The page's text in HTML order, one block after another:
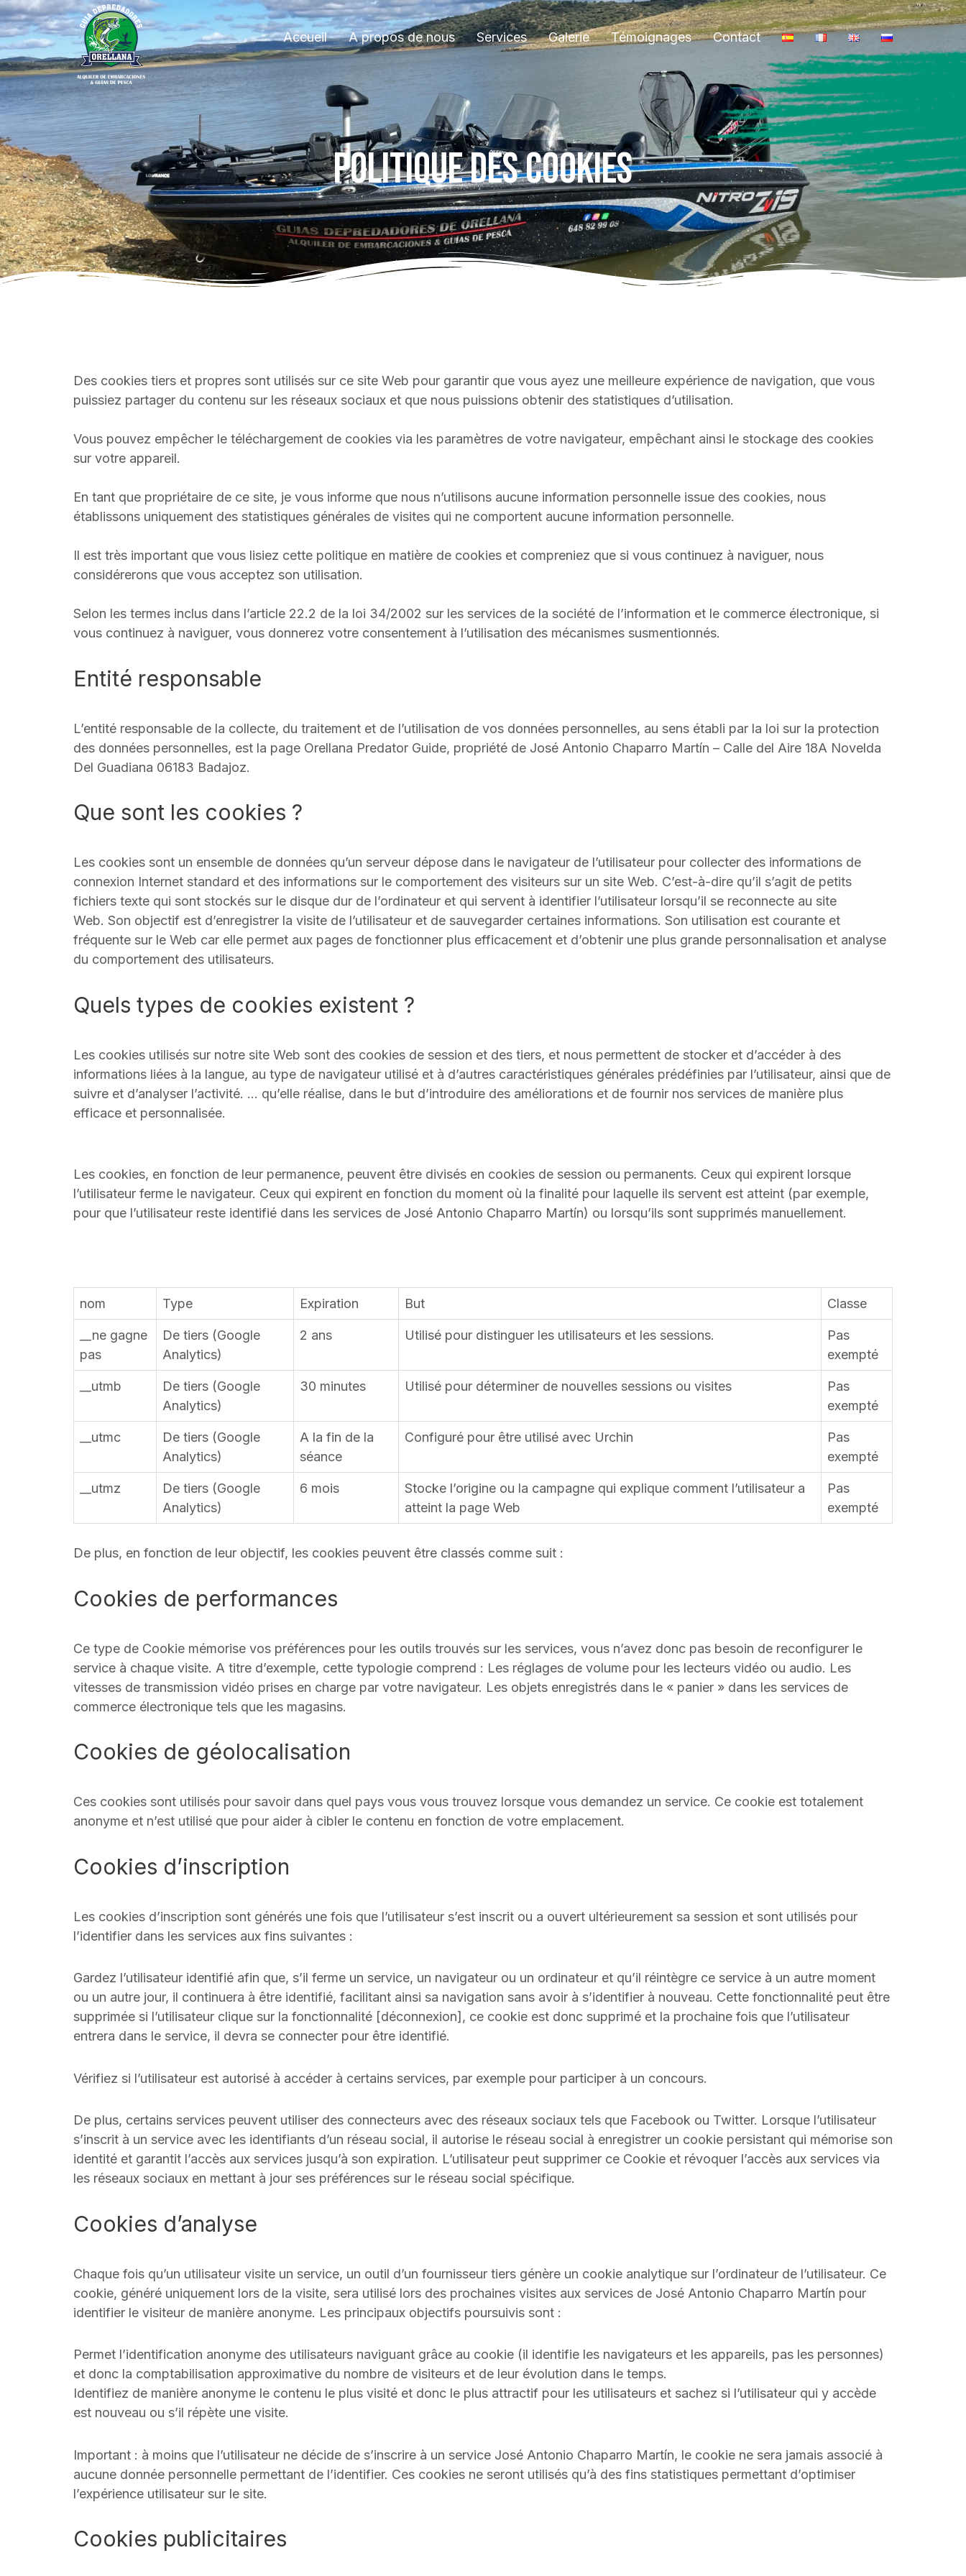
Accueil A propos de nous Services Galerie Témoignages Contact
POLITIQUE DES COOKIES
Des cookies tiers et propres sont utilisés sur ce site Web pour garantir que vous ayez une meilleure expérience de navigation, que vous
puissiez partager du contenu sur les réseaux sociaux et que nous puissions obtenir des statistiques d’utilisation.
Vous pouvez empêcher le téléchargement de cookies via les paramètres de votre navigateur, empêchant ainsi le stockage des cookies
sur votre appareil.
En tant que propriétaire de ce site, je vous informe que nous n’utilisons aucune information personnelle issue des cookies, nous
établissons uniquement des statistiques générales de visites qui ne comportent aucune information personnelle.
Il est très important que vous lisiez cette politique en matière de cookies et compreniez que si vous continuez à naviguer, nous
considérerons que vous acceptez son utilisation.
Selon les termes inclus dans l’article 22.2 de la loi 34/2002 sur les services de la société de l’information et le commerce électronique, si
vous continuez à naviguer, vous donnerez votre consentement à l’utilisation des mécanismes susmentionnés.
Entité responsable
L’entité responsable de la collecte, du traitement et de l’utilisation de vos données personnelles, au sens établi par la loi sur la protection
des données personnelles, est la page Orellana Predator Guide, propriété de José Antonio Chaparro Martín – Calle del Aire 18A Novelda
Del Guadiana 06183 Badajoz.
Que sont les cookies ?
Les cookies sont un ensemble de données qu’un serveur dépose dans le navigateur de l’utilisateur pour collecter des informations de
connexion Internet standard et des informations sur le comportement des visiteurs sur un site Web. C’est-à-dire qu’il s’agit de petits
fichiers texte qui sont stockés sur le disque dur de l’ordinateur et qui servent à identifier l’utilisateur lorsqu’il se reconnecte au site
Web. Son objectif est d’enregistrer la visite de l’utilisateur et de sauvegarder certaines informations. Son utilisation est courante et
fréquente sur le Web car elle permet aux pages de fonctionner plus efficacement et d’obtenir une plus grande personnalisation et analyse
du comportement des utilisateurs.
Quels types de cookies existent ?
Les cookies utilisés sur notre site Web sont des cookies de session et des tiers, et nous permettent de stocker et d’accéder à des
informations liées à la langue, au type de navigateur utilisé et à d’autres caractéristiques générales prédéfinies par l’utilisateur, ainsi que de
suivre et d’analyser l’activité. … qu’elle réalise, dans le but d’introduire des améliorations et de fournir nos services de manière plus
efficace et personnalisée.
Les cookies, en fonction de leur permanence, peuvent être divisés en cookies de session ou permanents. Ceux qui expirent lorsque
l’utilisateur ferme le navigateur. Ceux qui expirent en fonction du moment où la finalité pour laquelle ils servent est atteint (par exemple,
pour que l’utilisateur reste identifié dans les services de José Antonio Chaparro Martín) ou lorsqu’ils sont supprimés manuellement.
nom Type Expiration But Classe
__ne gagne
pas
De tiers (Google
Analytics)
2 ans Utilisé pour distinguer les utilisateurs et les sessions.
Pas
exempté
__utmb
De tiers (Google
Analytics)
30 minutes Utilisé pour déterminer de nouvelles sessions ou visites
Pas
exempté
__utmc
De tiers (Google
Analytics)
A la fin de la
séance
Configuré pour être utilisé avec Urchin
Pas
exempté
__utmz
De tiers (Google
Analytics)
6 mois
Stocke l’origine ou la campagne qui explique comment l’utilisateur a
atteint la page Web
Pas
exempté
De plus, en fonction de leur objectif, les cookies peuvent être classés comme suit :
Cookies de performances
Ce type de Cookie mémorise vos préférences pour les outils trouvés sur les services, vous n’avez donc pas besoin de reconfigurer le
service à chaque visite. A titre d’exemple, cette typologie comprend : Les réglages de volume pour les lecteurs vidéo ou audio. Les
vitesses de transmission vidéo prises en charge par votre navigateur. Les objets enregistrés dans le « panier » dans les services de
commerce électronique tels que les magasins.
Cookies de géolocalisation
Ces cookies sont utilisés pour savoir dans quel pays vous vous trouvez lorsque vous demandez un service. Ce cookie est totalement
anonyme et n’est utilisé que pour aider à cibler le contenu en fonction de votre emplacement.
Cookies d’inscription
Les cookies d’inscription sont générés une fois que l’utilisateur s’est inscrit ou a ouvert ultérieurement sa session et sont utilisés pour
l’identifier dans les services aux fins suivantes :
Gardez l’utilisateur identifié afin que, s’il ferme un service, un navigateur ou un ordinateur et qu’il réintègre ce service à un autre moment
ou un autre jour, il continuera à être identifié, facilitant ainsi sa navigation sans avoir à s’identifier à nouveau. Cette fonctionnalité peut être
supprimée si l’utilisateur clique sur la fonctionnalité [déconnexion], ce cookie est donc supprimé et la prochaine fois que l’utilisateur
entrera dans le service, il devra se connecter pour être identifié.
Vérifiez si l’utilisateur est autorisé à accéder à certains services, par exemple pour participer à un concours.
De plus, certains services peuvent utiliser des connecteurs avec des réseaux sociaux tels que Facebook ou Twitter. Lorsque l’utilisateur
s’inscrit à un service avec les identifiants d’un réseau social, il autorise le réseau social à enregistrer un cookie persistant qui mémorise son
identité et garantit l’accès aux services jusqu’à son expiration. L’utilisateur peut supprimer ce Cookie et révoquer l’accès aux services via
les réseaux sociaux en mettant à jour ses préférences sur le réseau social spécifique.
Cookies d’analyse
Chaque fois qu’un utilisateur visite un service, un outil d’un fournisseur tiers génère un cookie analytique sur l’ordinateur de l’utilisateur. Ce
cookie, généré uniquement lors de la visite, sera utilisé lors des prochaines visites aux services de José Antonio Chaparro Martín pour
identifier le visiteur de manière anonyme. Les principaux objectifs poursuivis sont :
Permet l’identification anonyme des utilisateurs naviguant grâce au cookie (il identifie les navigateurs et les appareils, pas les personnes)
et donc la comptabilisation approximative du nombre de visiteurs et de leur évolution dans le temps.
Identifiez de manière anonyme le contenu le plus visité et donc le plus attractif pour les utilisateurs et sachez si l’utilisateur qui y accède
est nouveau ou s’il répète une visite.
Important : à moins que l’utilisateur ne décide de s’inscrire à un service José Antonio Chaparro Martín, le cookie ne sera jamais associé à
aucune donnée personnelle permettant de l’identifier. Ces cookies ne seront utilisés qu’à des fins statistiques permettant d’optimiser
l’expérience utilisateur sur le site.
Cookies publicitaires